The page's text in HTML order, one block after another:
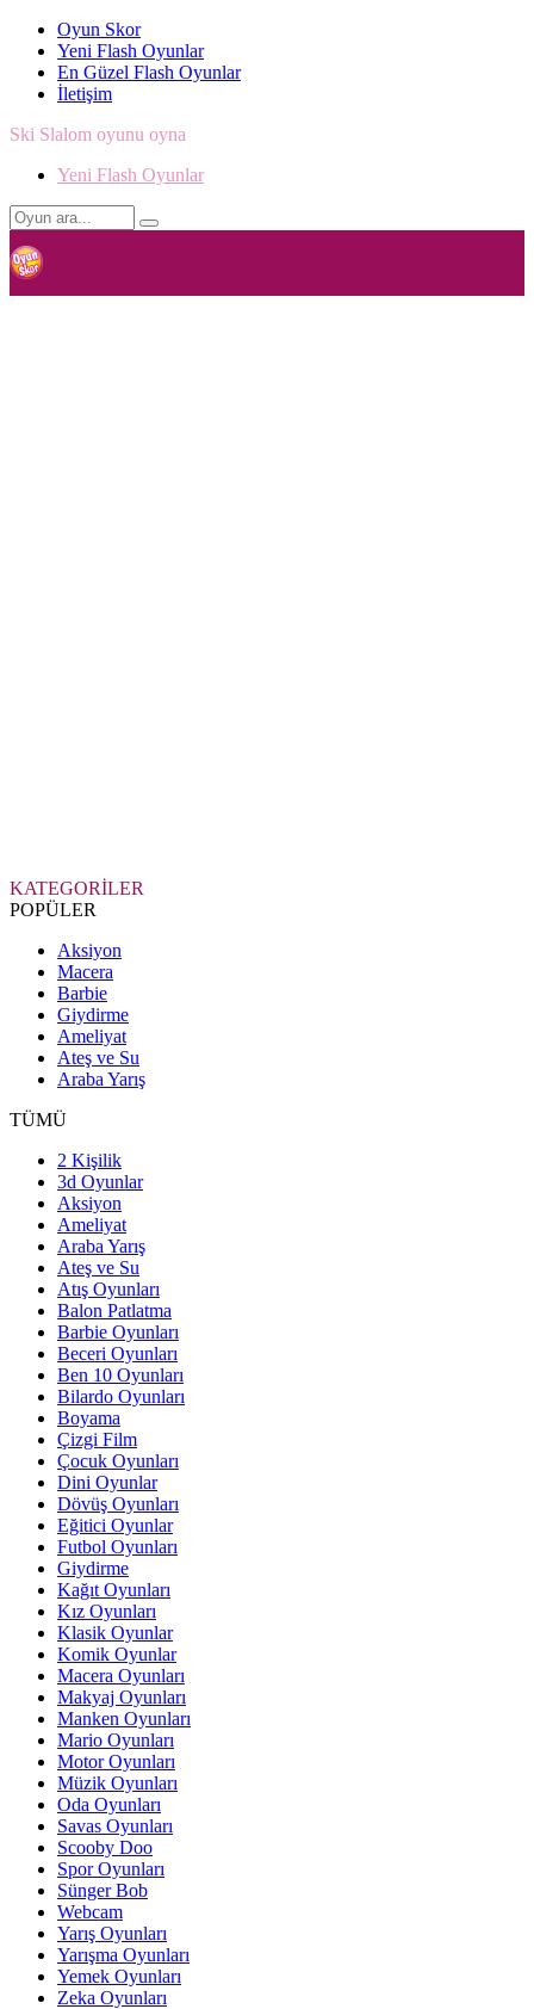
Oyun Skor
Yeni Flash Oyunlar
En Güzel Flash Oyunlar
İletişim
Ski Slalom oyunu oyna
Yeni Flash Oyunlar
KATEGORİLER
POPÜLER
Aksiyon
Macera
Barbie
Giydirme
Ameliyat
Ateş ve Su
Araba Yarış
TÜMÜ
2 Kişilik
3d Oyunlar
Aksiyon
Ameliyat
Araba Yarış
Ateş ve Su
Atış Oyunları
Balon Patlatma
Barbie Oyunları
Beceri Oyunları
Ben 10 Oyunları
Bilardo Oyunları
Boyama
Çizgi Film
Çocuk Oyunları
Dini Oyunlar
Dövüş Oyunları
Eğitici Oyunlar
Futbol Oyunları
Giydirme
Kağıt Oyunları
Kız Oyunları
Klasik Oyunlar
Komik Oyunlar
Macera Oyunları
Makyaj Oyunları
Manken Oyunları
Mario Oyunları
Motor Oyunları
Müzik Oyunları
Oda Oyunları
Savas Oyunları
Scooby Doo
Spor Oyunları
Sünger Bob
Webcam
Yarış Oyunları
Yarışma Oyunları
Yemek Oyunları
Zeka Oyunları